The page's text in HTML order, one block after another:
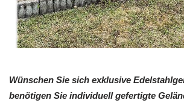
Wünschen Sie sich exklusive
benötigen Sie individuell gefertigte